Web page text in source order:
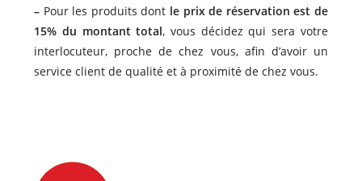
– Pour les produits dont le prix de réservation est de
15% du montant total, vous décidez qui sera votre
interlocuteur, proche de chez vous, afin d’avoir un
service client de qualité et à proximité de chez vous.